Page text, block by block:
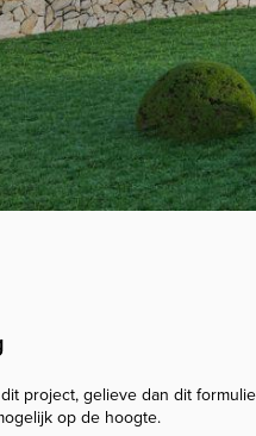
project, gelieve dan dit
op de hoogte.